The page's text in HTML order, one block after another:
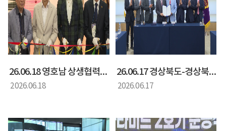
26.06.18 영호남 상생협력을 위한 청년작가 미술전시회
2026.06.18
26.06.17 경상북도-경상북도의회 mou체결식
2026.06.17